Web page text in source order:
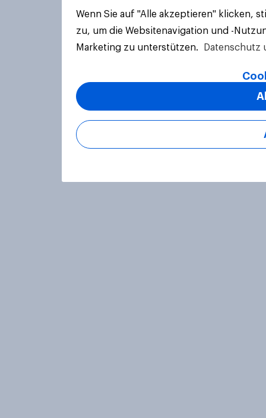
Wenn Sie auf "Alle akzeptieren" klicken,
zu, um die Websitenavigation und -
Marketing zu unterstützen.
Datenschutz